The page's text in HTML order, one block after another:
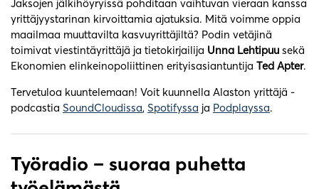
Jaksojen jälkihöyryissä pohditaan vaihtuvan vieraan kanssa
yrittäjyystarinan kirvoittamia ajatuksia. Mitä voimme oppia
maailmaa muuttavilta kasvuyrittäjiltä? Podin vetäjinä
toimivat viestintäyrittäjä ja tietokirjailija Unna Lehtipuu sekä
Ekonomien elinkeinopoliittinen erityisasiantuntija Ted Apter.
Tervetuloa kuuntelemaan! Voit kuunnella Alaston yrittäjä -
podcastia SoundCloudissa, Spotifyssa ja Podplayssa.
Työradio – suoraa puhetta